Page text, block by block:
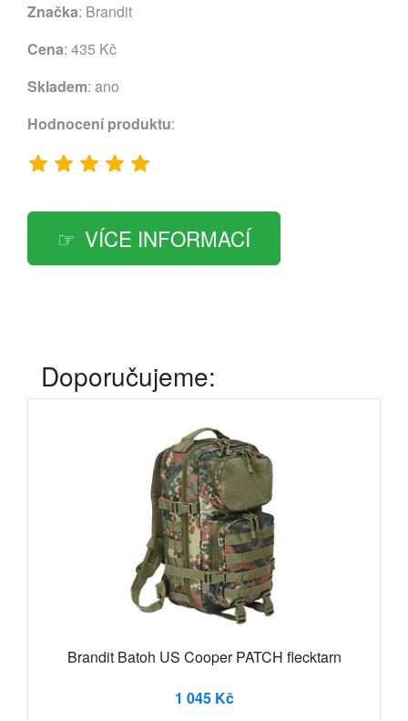
Značka: Brandit
Cena: 435 Kč
Skladem: ano
Hodnocení produktu:
VÍCE INFORMACÍ
Doporučujeme:
Brandit Batoh US Cooper PATCH flecktarn
1 045 Kč